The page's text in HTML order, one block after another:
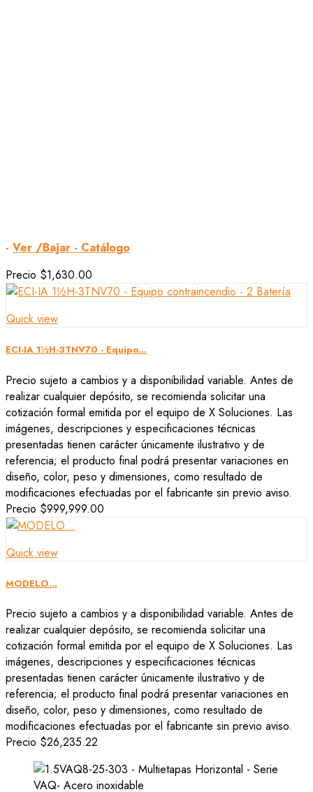
- Ver /Bajar - Catálogo
Precio $1,630.00
Quick view
ECI-IA 1½H-3TNV70 - Equipo...
Precio sujeto a cambios y a disponibilidad variable. Antes de
realizar cualquier depósito, se recomienda solicitar una
cotización formal emitida por el equipo de X Soluciones. Las
imágenes, descripciones y especificaciones técnicas
presentadas tienen carácter únicamente ilustrativo y de
referencia; el producto final podrá presentar variaciones en
diseño, color, peso y dimensiones, como resultado de
modificaciones efectuadas por el fabricante sin previo aviso.
Precio $999,999.00
Quick view
MODELO...
Precio sujeto a cambios y a disponibilidad variable. Antes de
realizar cualquier depósito, se recomienda solicitar una
cotización formal emitida por el equipo de X Soluciones. Las
imágenes, descripciones y especificaciones técnicas
presentadas tienen carácter únicamente ilustrativo y de
referencia; el producto final podrá presentar variaciones en
diseño, color, peso y dimensiones, como resultado de
modificaciones efectuadas por el fabricante sin previo aviso.
Precio $26,235.22